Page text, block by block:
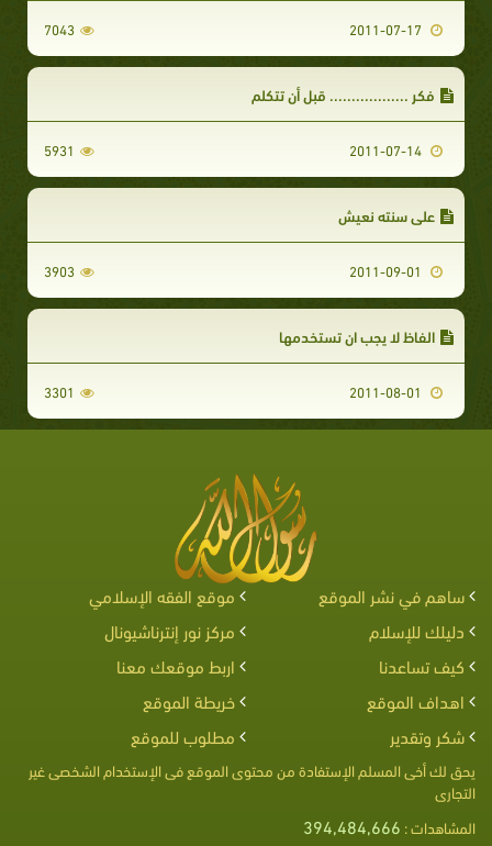
7043
فكر .................. قبل أن تتكلم
5931
على سنته نعيش
3903
الفاظ لا يجب ان تستخدمها
3301
ساهم في نشر الموقع
موقع الفقه الإسلامي
دليلك للإسلام
مركز نور إنترناشيونال
كيف تساعدنا
اربط موقعك معنا
اهداف الموقع
خريطة الموقع
شكر وتقدير
مطلوب للموقع
يحق لك أخى المسلم الإستفادة من محتوى الموقع فى الإستخدام الشخصى غير
التجارى
المشاهدات : 394,484,666